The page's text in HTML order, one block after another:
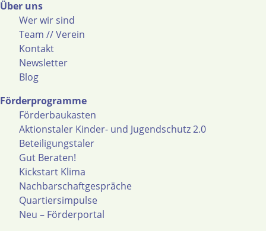
Über uns
Wer wir sind
Team // Verein
Kontakt
Newsletter
Blog
Förderprogramme
Förderbaukasten
Aktionstaler Kinder- und Jugendschutz 2.0
Beteiligungstaler
Gut Beraten!
Kickstart Klima
Nachbarschaftgespräche
Quartiersimpulse
Neu – Förderportal